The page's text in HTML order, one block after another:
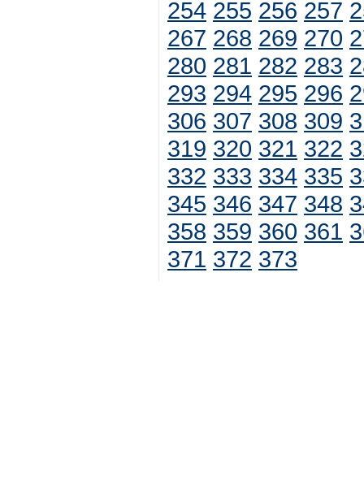
254 255 256 257
267 268 269 270
280 281 282 283
293 294 295 296
306 307 308 309
319 320 321 322
332 333 334 335
345 346 347 348
358 359 360 361
371 372 373